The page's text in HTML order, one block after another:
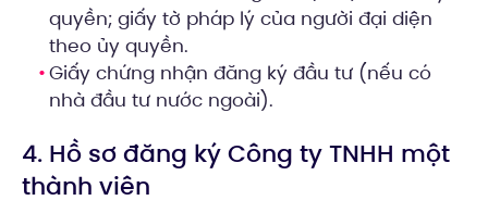
quyền; giấy tờ pháp lý của người đại diện
theo ủy quyền.
Giấy chứng nhận đăng ký đầu tư (nếu có
nhà đầu tư nước ngoài).
4. Hồ sơ đăng ký Công ty TNHH một
thành viên